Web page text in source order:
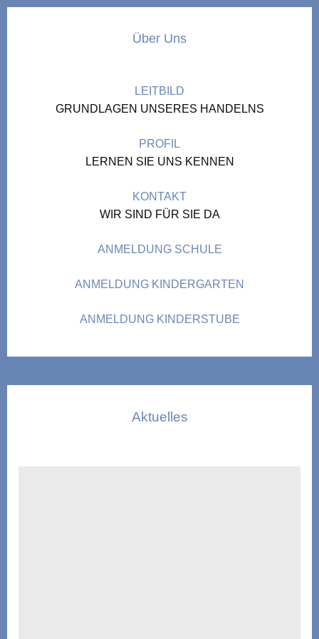
Über Uns
LEITBILD
GRUNDLAGEN UNSERES HANDELNS
PROFIL
LERNEN SIE UNS KENNEN
KONTAKT
WIR SIND FÜR SIE DA
ANMELDUNG SCHULE
ANMELDUNG KINDERGARTEN
ANMELDUNG KINDERSTUBE
Aktuelles